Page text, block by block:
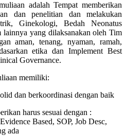
adalah Tempat memberikan
dan penelitian dan melakukan
Ginekologi, Bedah Neonatus
yang dilaksanakan oleh Tim
aman, tenang, nyaman, ramah,
etika dan Implement Best
Governance.
memiliki:
dan berkoordinasi dengan baik
harus sesuai dengan :
Based, SOP, Job Desc,
ada